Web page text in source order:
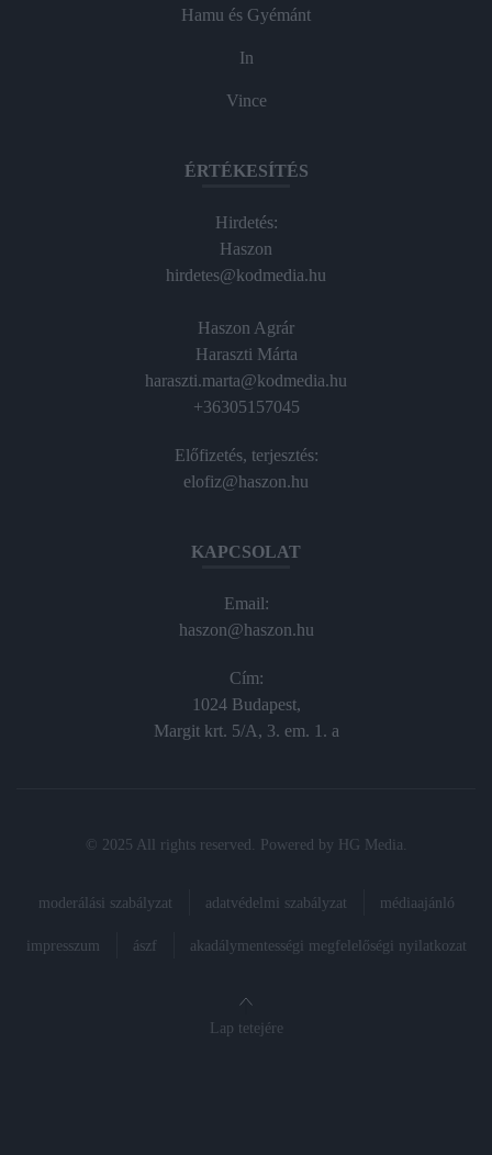
Hamu és Gyémánt
In
Vince
ÉRTÉKESÍTÉS
Hirdetés:
Haszon
hirdetes@kodmedia.hu
Haszon Agrár
Haraszti Márta
haraszti.marta@kodmedia.hu
+36305157045
Előfizetés, terjesztés:
elofiz@haszon.hu
KAPCSOLAT
Email:
haszon@haszon.hu
Cím:
1024 Budapest,
Margit krt. 5/A, 3. em. 1. a
© 2025 All rights reserved. Powered by HG Media
moderálási szabályzat adatvédelmi szabályzat médiaajánló
impresszum ászf akadálymentességi megfelelőségi nyilatkozat
Lap tetejére